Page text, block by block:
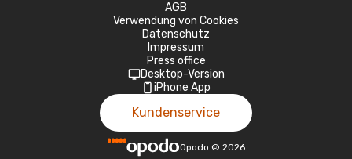
AGB
Verwendung von Cookies
Datenschutz
Impressum
Press office
Desktop-Version
iPhone App
Kundenservice
Opodo © 2026